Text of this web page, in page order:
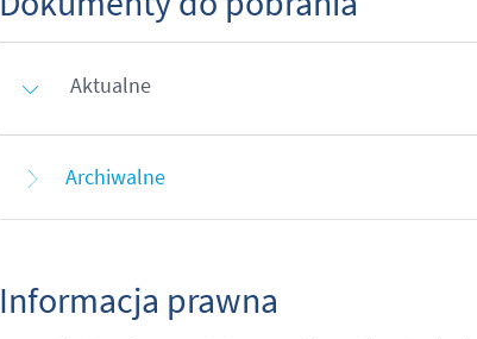
Aktualne
Archiwalne
Informacja prawna